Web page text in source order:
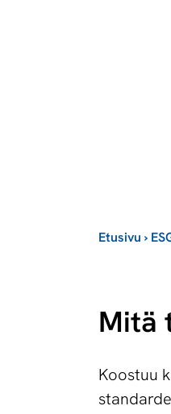
Etusivu ›
Mitä
Koostuu